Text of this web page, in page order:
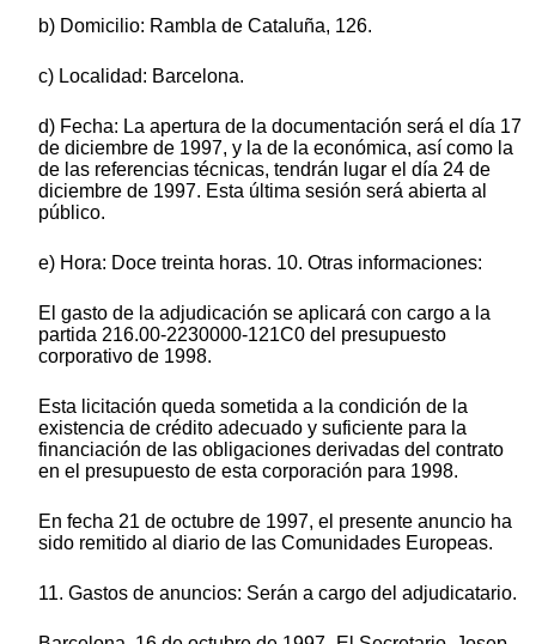
b) Domicilio: Rambla de Cataluña, 126.
c) Localidad: Barcelona.
d) Fecha: La apertura de la documentación será el día 17
de diciembre de 1997, y la de la económica, así como la
de las referencias técnicas, tendrán lugar el día 24 de
diciembre de 1997. Esta última sesión será abierta al
público.
e) Hora: Doce treinta horas. 10. Otras informaciones:
El gasto de la adjudicación se aplicará con cargo a la
partida 216.00-2230000-121C0 del presupuesto
corporativo de 1998.
Esta licitación queda sometida a la condición de la
existencia de crédito adecuado y suficiente para la
financiación de las obligaciones derivadas del contrato
en el presupuesto de esta corporación para 1998.
En fecha 21 de octubre de 1997, el presente anuncio ha
sido remitido al diario de las Comunidades Europeas.
11. Gastos de anuncios: Serán a cargo del adjudicatario.